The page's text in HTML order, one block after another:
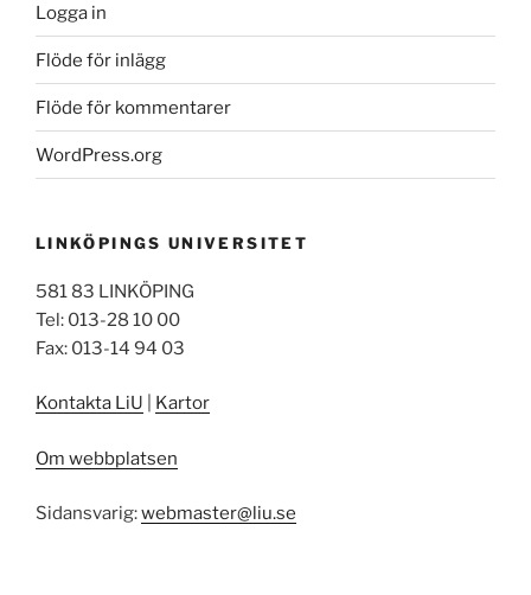
Logga in
Flöde för inlägg
Flöde för kommentarer
WordPress.org
LINKÖPINGS UNIVERSITET
581 83 LINKÖPING
Tel: 013-28 10 00
Fax: 013-14 94 03
Kontakta LiU Kartor
Om webbplatsen
Sidansvarig:webmaster@liu.se